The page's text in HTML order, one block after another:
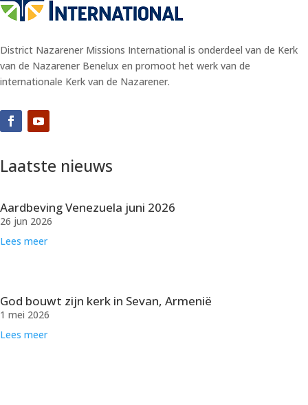
District Nazarener Missions International is onderdeel van de Kerk
van de Nazarener Benelux en promoot het werk van de
internationale Kerk van de Nazarener.
Laatste nieuws
Aardbeving Venezuela juni 2026
26 jun 2026
Lees meer
God bouwt zijn kerk in Sevan, Armenië
1 mei 2026
Lees meer